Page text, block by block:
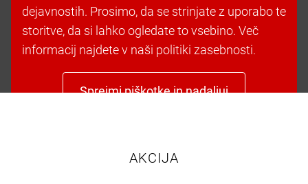
dejavnostih. Prosimo, da se strinjate z uporabo te
storitve, da si lahko ogledate to vsebino. Več
informacij najdete v naši politiki zasebnosti.
Sprejmi piškotke in nadaljuj
AKCIJA